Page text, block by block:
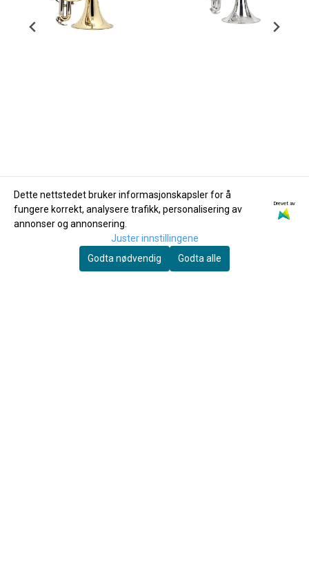
Besson
Besson BE120-1-0
Prodige Kornett,
Sovereign Bb-kornett
m/trigger, forsølvet
54.900,-
Dette nettstedet bruker informasjonskapsler for å
fungere korrekt, analysere trafikk, personalisering av
annonser og annonsering.
Drevet av
Juster innstillingene
Godta nødvendig
Godta alle